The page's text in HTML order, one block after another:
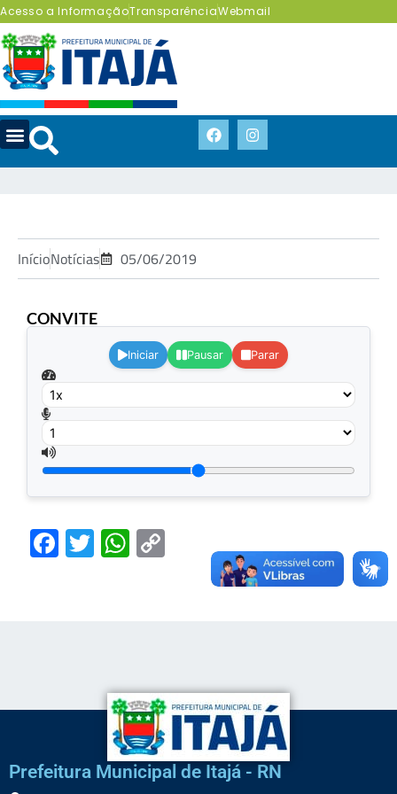
Acesso a InformaçãoTransparênciaWebmail
InícioNotícias 05/06/2019
CONVITE
Iniciar Pausar Parar
Facebook
TwitterWhatsApp
Copy
Link
Prefeitura Municipal de Itajá - RN